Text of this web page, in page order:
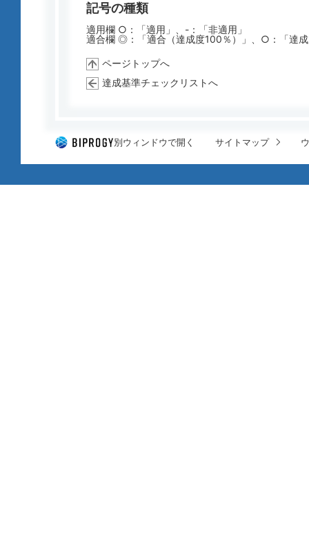
記号の種類
適用欄 ○：「適用」、-：「非適用」
適合欄 ◎：「適合（達成度100％）」、○：「達
ページトップへ
達成基準チェックリストへ
別ウィンドウで開く サイトマップ